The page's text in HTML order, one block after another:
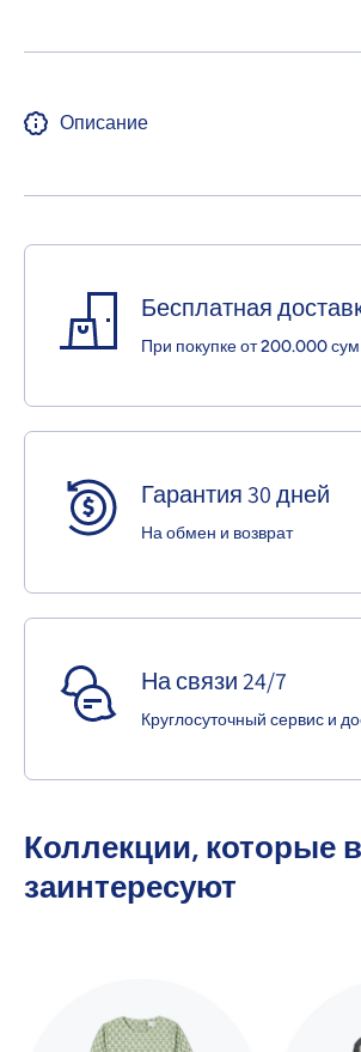
Описание
Бесплатная
При покупке от 200.000 сум
Гарантия 30 дней
На обмен и возврат
На связи 24/7
Круглосуточный сервис и
Коллекции, которые
заинтересуют